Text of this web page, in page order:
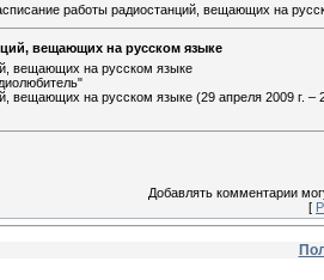
работы радиостанций, вещающих на
вещающих на русском языке
вещающих на русском языке
вещающих на русском языке (29 апреля 2009 г.
Добавлять комментарии
[